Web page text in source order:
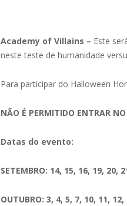
Academy of Villains – Este
neste teste de humanidade
Para participar do Halloween
NÃO É PERMITIDO ENTRAR
Datas do evento:
SETEMBRO: 14, 15, 16, 19, 20,
OUTUBRO: 3, 4, 5, 7, 10, 11,